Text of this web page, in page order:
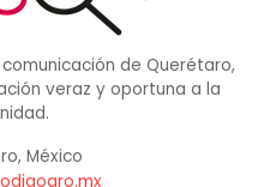
de Querétaro,
veraz y oportuna a la
México